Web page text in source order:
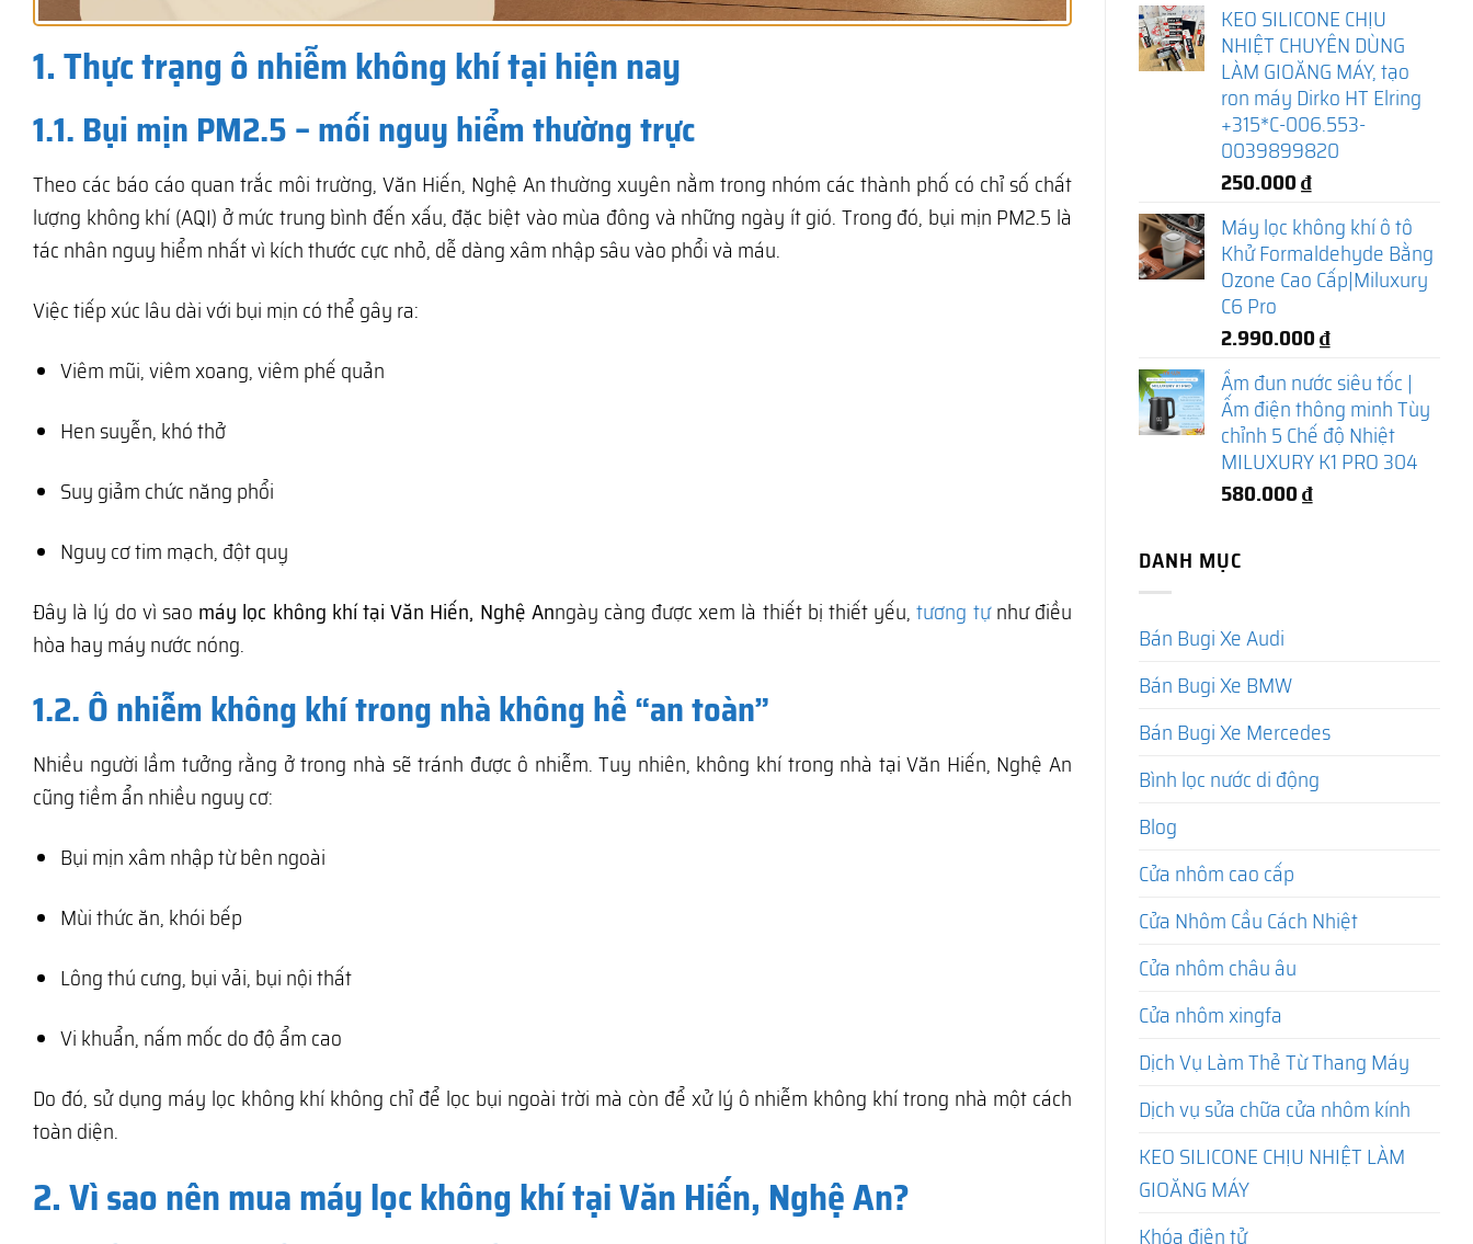
1. Thực trạng ô nhiễm không khí tại hiện nay
1.1. Bụi mịn PM2.5 – mối nguy hiểm thường trực
Theo các báo cáo quan trắc môi trường, Văn Hiến, Nghệ An thường xuyên nằm trong nhóm các thành phố có chỉ số chất
lượng không khí (AQI) ở mức trung bình đến xấu, đặc biệt vào mùa đông và những ngày ít gió. Trong đó, bụi mịn PM2.5 là
tác nhân nguy hiểm nhất vì kích thước cực nhỏ, dễ dàng xâm nhập sâu vào phổi và máu.
Việc tiếp xúc lâu dài với bụi mịn có thể gây ra:
Viêm mũi, viêm xoang, viêm phế quản
Hen suyễn, khó thở
Suy giảm chức năng phổi
Nguy cơ tim mạch, đột quỵ
Đây là lý do vì sao máy lọc không khí tại Văn Hiến, Nghệ Anngày càng được xem là thiết bị thiết yếu,tương tựnhư điều
hòa hay máy nước nóng.
1.2. Ô nhiễm không khí trong nhà không hề “an toàn”
Nhiều người lầm tưởng rằng ở trong nhà sẽ tránh được ô nhiễm. Tuy nhiên, không khí trong nhà tại Văn Hiến, Nghệ An
cũng tiềm ẩn nhiều nguy cơ:
Bụi mịn xâm nhập từ bên ngoài
Mùi thức ăn, khói bếp
Lông thú cưng, bụi vải, bụi nội thất
Vi khuẩn, nấm mốc do độ ẩm cao
Do đó, sử dụng máy lọc không khí không chỉ để lọc bụi ngoài trời mà còn để xử lý ô nhiễm không khí trong nhà một cách
toàn diện.
2. Vì sao nên mua máy lọc không khí tại Văn Hiến, Nghệ An?
KEO SILICONE CHỊU
NHIỆT CHUYÊN DÙNG
LÀM GIOĂNG MÁY, tạo
ron máy Dirko HT Elring
+315*C-006.553-
0039899820
250.000₫
Máy lọc không khí ô tô
Khử Formaldehyde Bằng
Ozone Cao Cấp|Miluxury
C6 Pro
2.990.000₫
Ấm đun nước siêu tốc |
Ấm điện thông minh Tùy
chỉnh 5 Chế độ Nhiệt
MILUXURY K1 PRO 304
580.000₫
DANH MỤC
Bán Bugi Xe Audi
Bán Bugi Xe BMW
Bán Bugi Xe Mercedes
Bình lọc nước di động
Blog
Cửa nhôm cao cấp
Cửa Nhôm Cầu Cách Nhiệt
Cửa nhôm châu âu
Cửa nhôm xingfa
Dịch Vụ Làm Thẻ Từ Thang Máy
Dịch vụ sửa chữa cửa nhôm kính
KEO SILICONE CHỊU NHIỆT LÀM
GIOĂNG MÁY
Khóa điện tử